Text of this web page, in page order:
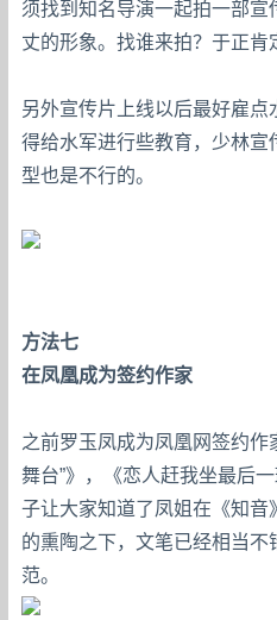
须找到知名导演一起拍一部
丈的形象。找谁来拍？于正肯
另外宣传片上线以后最好雇
得给水军进行些教育，少林宣
型也是不行的。
方法七
在凤凰成为签约作家
之前罗玉凤成为凤凰网签约作
舞台”》，《恋人赶我坐最后
子让大家知道了凤姐在《知音
的熏陶之下，文笔已经相当
范。